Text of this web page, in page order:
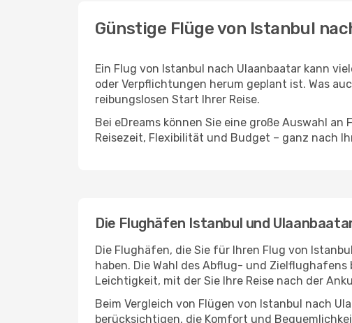
Günstige Flüge von Istanbul
Ein Flug von Istanbul nach Ulaanbaatar kann
oder Verpflichtungen herum geplant ist. Was
reibungslosen Start Ihrer Reise.
Bei eDreams können Sie eine große Auswahl
Reisezeit, Flexibilität und Budget – ganz nach
Die Flughäfen Istanbul und
Die Flughäfen, die Sie für Ihren Flug von
haben. Die Wahl des Abflug- und
Leichtigkeit, mit der Sie Ihre Reise nach der
Beim Vergleich von Flügen von Istanbul nach
berücksichtigen, die Komfort und